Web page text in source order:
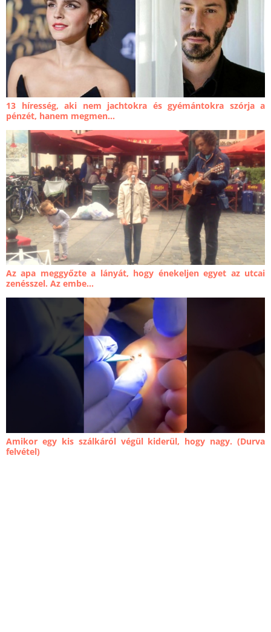
13 híresség, aki nem jachtokra és gyémántokra szórja a
pénzét, hanem megmen...
Az apa meggyőzte a lányát, hogy énekeljen egyet az utcai
zenésszel. Az embe...
Amikor egy kis szálkáról végül kiderül, hogy nagy. (Durva
felvétel)